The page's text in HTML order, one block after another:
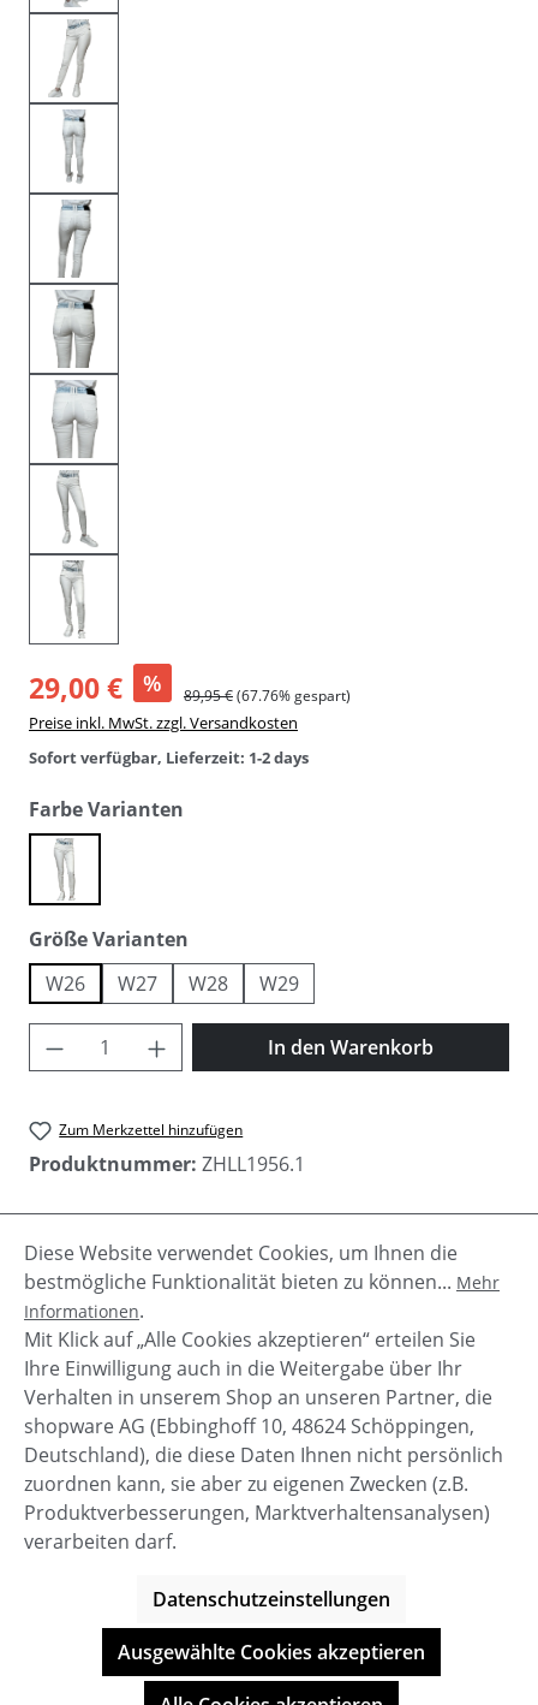
29,00 € % 89,95 €(67.76% gespart)
Preise inkl. MwSt. zzgl. Versandkosten
Sofort verfügbar, Lieferzeit: 1-2 days
Farbe Varianten
white
Größe Varianten
W26
W27 W28 W29
Produkt Anzahl: Gib den gewünschten
In den Warenkorb
Zum Merkzettel hinzufügen
Produktnummer: ZHLL1956.1
Beschreibung
Die Jeanshose Mia von Zhrill hat eine moderne
Waschung mit leichtem used Look und ein
andersfarbigen Hosenbund. Das enggesch…Mehr
Service-Hotline
Informationen
© BOOTBAY-n-others
Diese Website verwendet Cookies, um Ihnen die
bestmögliche Funktionalität bieten zu können... Mehr
Informationen.
Mit Klick auf „Alle Cookies akzeptieren“ erteilen Sie
Ihre Einwilligung auch in die Weitergabe über Ihr
Verhalten in unserem Shop an unseren Partner, die
shopware AG (Ebbinghoff 10, 48624 Schöppingen,
Deutschland), die diese Daten Ihnen nicht persönlich
zuordnen kann, sie aber zu eigenen Zwecken (z.B.
Produktverbesserungen, Marktverhaltensanalysen)
verarbeiten darf.
Datenschutzeinstellungen
Ausgewählte Cookies akzeptieren